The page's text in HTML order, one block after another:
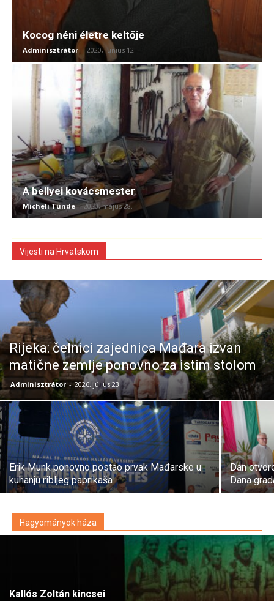
Kocog néni életre keltője
Adminisztrátor - 2020, június 12.
A bellyei kovácsmester
Micheli Tünde - 2020, május 28.
Vijesti na Hrvatskom
Rijeka: čelnici zajednica Mađara izvan
matične zemlje ponovno za istim stolom
Adminisztrátor - 2026, július 23.
Erik Munk ponovno postao prvak Mađarske u
kuhanju ribljeg paprikaša
Dan
Dana
Hagyományok háza
Kallós Zoltán kincsei